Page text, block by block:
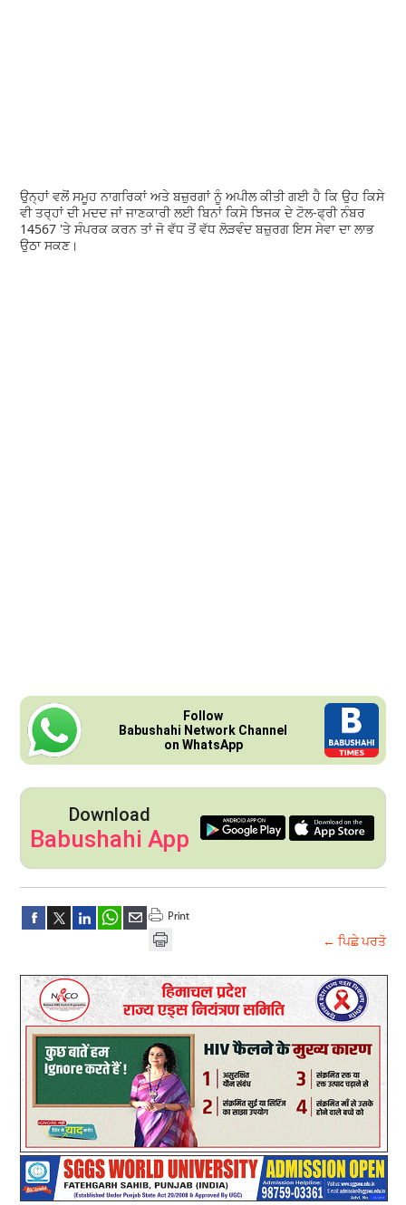
ਉਨ੍ਹਾਂ ਵਲੋਂ ਸਮੂਹ ਨਾਗਰਿਕਾਂ ਅਤੇ ਬਜ਼ੁਰਗਾਂ ਨੂੰ ਅਪੀਲ ਕੀਤੀ ਗਈ ਹੈ ਕਿ ਉਹ ਕਿਸੇ
ਵੀ ਤਰ੍ਹਾਂ ਦੀ ਮਦਦ ਜਾਂ ਜਾਣਕਾਰੀ ਲਈ ਬਿਨਾਂ ਕਿਸੇ ਝਿਜਕ ਦੇ ਟੋਲ-ਫ੍ਰੀ ਨੰਬਰ
14567 'ਤੇ ਸੰਪਰਕ ਕਰਨ ਤਾਂ ਜੋ ਵੱਧ ਤੋਂ ਵੱਧ ਲੋੜਵੰਦ ਬਜ਼ੁਰਗ ਇਸ ਸੇਵਾ ਦਾ ਲਾਭ
ਉਠਾ ਸਕਣ।
Follow
Babushahi Network Channel
on WhatsApp
Download
Babushahi App
← ਪਿਛੇ ਪਰਤੋ